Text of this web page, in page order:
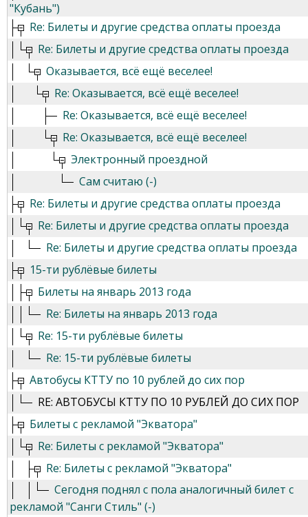
"Кубань")
Re: Билеты и другие средства оплаты проезда
Re: Билеты и другие средства оплаты проезда
Оказывается, всё ещё веселее!
Re: Оказывается, всё ещё веселее!
Re: Оказывается, всё ещё веселее!
Re: Оказывается, всё ещё веселее!
Электронный проездной
Сам считаю (-)
Re: Билеты и другие средства оплаты проезда
Re: Билеты и другие средства оплаты проезда
Re: Билеты и другие средства оплаты проезда
15-ти рублёвые билеты
Билеты на январь 2013 года
Re: Билеты на январь 2013 года
Re: 15-ти рублёвые билеты
Re: 15-ти рублёвые билеты
Автобусы КТТУ по 10 рублей до сих пор
RE: АВТОБУСЫ КТТУ ПО 10 РУБЛЕЙ ДО СИХ ПОР
Билеты с рекламой "Экватора"
Re: Билеты с рекламой "Экватора"
Re: Билеты с рекламой "Экватора"
Сегодня поднял с пола аналогичный билет с
рекламой "Санги Стиль" (-)